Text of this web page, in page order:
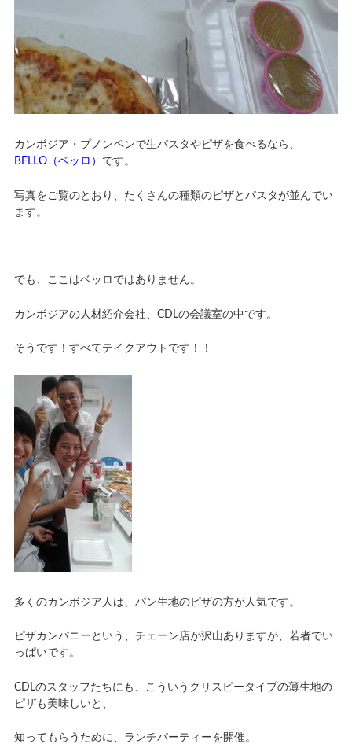
カンボジア・プノンペンで生パスタやピザを食べるなら、
BELLO（ベッロ） です。
写真をご覧のとおり、たくさんの種類のピザとパスタが並んでい
ます。
でも、ここはベッロではありません。
カンボジアの人材紹介会社、CDLの会議室の中です。
そうです！すべてテイクアウトです！！
多くのカンボジア人は、パン生地のピザの方が人気です。
ピザカンパニーという、チェーン店が沢山ありますが、若者でい
っぱいです。
CDLのスタッフたちにも、こういうクリスピータイプの薄生地の
ピザも美味しいと、
知ってもらうために、ランチパーティーを開催。